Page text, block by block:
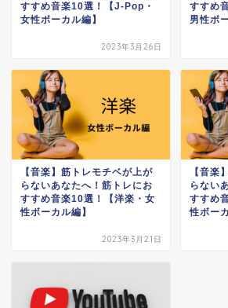
すすめ音楽10選！【J-Pop・
女性ボーカル編】
2023年3月26日
すすめ
男性ボ
【音楽】筋トレモチベが上が
らないあなたへ！筋トレにお
すすめ音楽10選！【洋楽・女
性ボーカル編】
2023年3月21日
【音楽
らない
すすめ
性ボー